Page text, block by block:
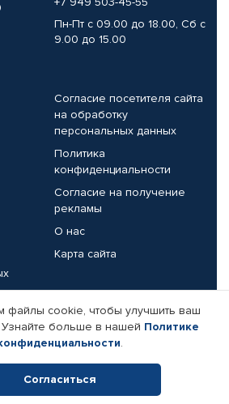
Пн-Пт с 09.00 до 18.00, Сб с
9.00 до 15.00
Согласие посетителя сайта
на обработку
персональных данных
Политика
конфиденциальности
Согласие на получение
рекламы
О нас
Карта сайта
Реквизиты компании
файлы cookie, чтобы улучшить ваш
Узнайте больше в нашей Политике
.
Согласиться